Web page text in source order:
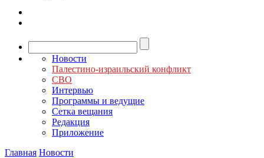
Новости
Палестино-израильский конфликт
СВО
Интервью
Программы и ведущие
Сетка вещания
Редакция
Приложение
Главная Новости